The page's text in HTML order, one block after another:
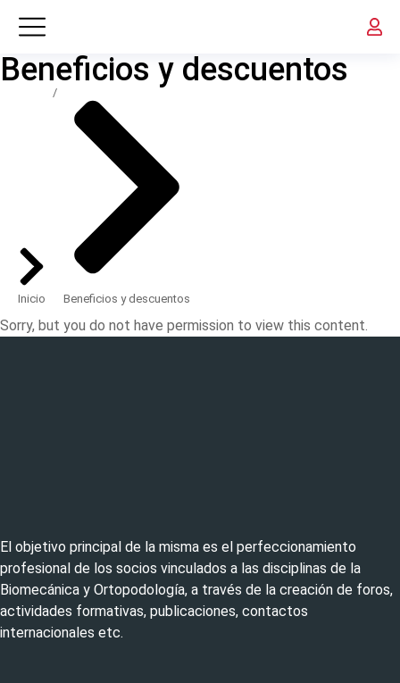
Beneficios y descuentos
Estás aquí:
Inicio Beneficios y descuentos
Sorry, but you do not have permission to view this content.
El objetivo principal de la misma es el perfeccionamiento
profesional de los socios vinculados a las disciplinas de la
Biomecánica y Ortopodología, a través de la creación de foros,
actividades formativas, publicaciones, contactos
internacionales etc.